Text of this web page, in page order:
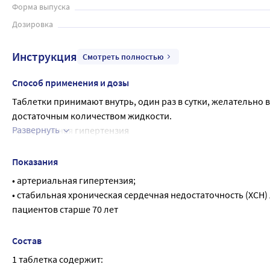
Форма выпуска
Дозировка
Инструкция Смотреть полностью
Способ применения и дозы
Таблетки принимают внутрь, один раз в сутки,
достаточным количеством жидкости.
Артериальная гипертензия
через 1-2 недели, в ряде случаев оптимальный эффект
До сих пор дополнительный антигипертензивный эффект
гидрохлоротиазидом в дозе 12,5-25 мг.
ХСН
поддерживающей дозы. У пациентов с ХСН в начале
недостаточности в течение последних 6 недель. Лечащий
Развернуть
Показания
• артериальная гипертензия;
• стабильная хроническая сердечная недостаточность
пациентов старше 70 лет
Состав
1 таблетка содержит: